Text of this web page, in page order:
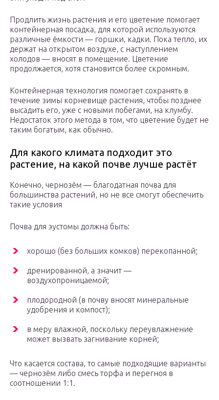
Продлить жизнь растения и его цветение помогает
контейнерная посадка, для которой используются
различные ёмкости — горшки, кадки. Пока тепло, их
держат на открытом воздухе, с наступлением
холодов — вносят в помещение. Цветение
продолжается, хотя становится более скромным.
Контейнерная технология помогает сохранять в
течение зимы корневище растения, чтобы позднее
высадить его, уже с новыми побегами, на клумбу.
Недостаток этого метода в том, что цветение будет не
таким богатым, как обычно.
Для какого климата подходит это
растение, на какой почве лучше растёт
Конечно, чернозём — благодатная почва для
большинства растений, но не все смогут обеспечить
такие условия
Почва для эустомы должна быть:
хорошо (без больших комков) перекопанной;
дренированной, а значит —
воздухопроницаемой;
плодородной (в почву вносят минеральные
удобрения и компост);
в меру влажной, поскольку переувлажнение
может вызвать загнивание корней;
Что касается состава, то самые подходящие варианты
— чернозём либо смесь торфа и перегноя в
соотношении 1:1.